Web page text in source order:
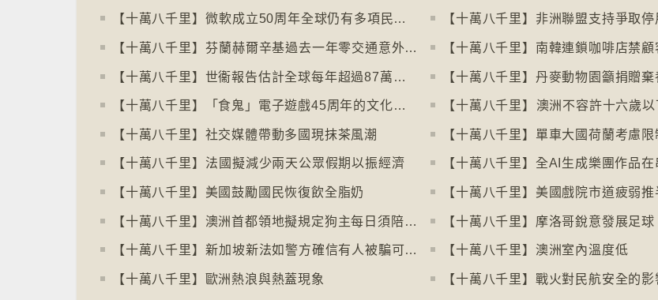
【十萬八千里】⁠微軟成立50周年全球仍有多項民生系統沿用舊視窗系統
【十萬八千里】⁠芬蘭赫爾辛基過去一年零交通意外致死個案
【十萬八千里】世衞報告估計全球每年超過87萬死亡個案與孤獨病有關
【十萬八千里】「食鬼」電子遊戲45周年的文化現象
【十萬八千里】社交媒體帶動多國現抹茶風潮
【十萬八千里】⁠法國擬減少兩天公眾假期以振經濟
【十萬八千里】美國鼓勵國民恢復飲全脂奶 【十萬八千里】美國戲院市道疲弱
【十萬八千里】澳洲首都領地擬規定狗主每日須陪狗隻三小時 【十萬八千里】摩洛哥銳意發展足球
【十萬八千里】⁠新加坡新法如警方確信有人被騙可凍結其戶口 【十萬八千里】澳洲室內溫度低
【十萬八千里】歐洲熱浪與熱蓋現象 【十萬八千里】戰火對民航安全的影